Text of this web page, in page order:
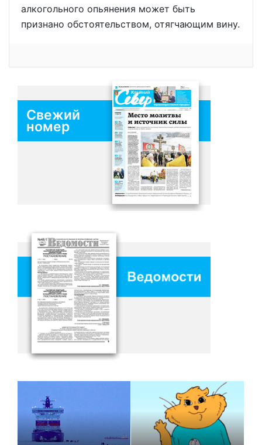
алкогольного опьянения может быть
признано обстоятельством, отягчающим вину.
Свежий
номер